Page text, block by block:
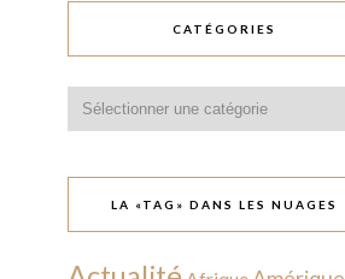
CATÉGORIES
LA «TAG» DANS LES NUAGES